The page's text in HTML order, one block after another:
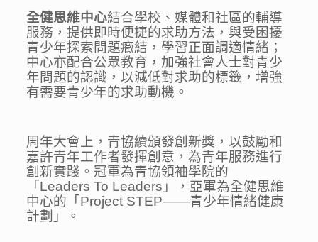
全健思維中心結合學校、媒體和社區的輔導
服務，提供即時便捷的求助方法，與受困擾
青少年探索問題癥結，學習正面調適情緒；
中心亦配合公眾教育，加強社會人士對青少
年問題的認識，以減低對求助的標籤，增強
有需要青少年的求助動機。
周年大會上，青協續頒發創新獎，以鼓勵和
嘉許青年工作者發揮創意，為青年服務進行
創新實踐。冠軍為青協領袖學院的
「Leaders To Leaders」，亞軍為全健思維
中心的「Project STEP——青少年情緒健康
計劃」。